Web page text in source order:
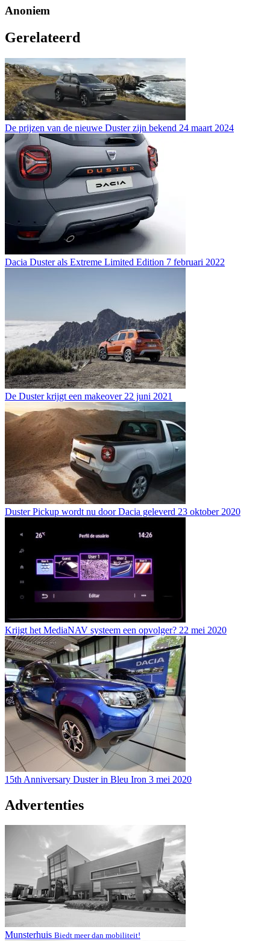
Anoniem
Gerelateerd
De prijzen van de nieuwe Duster zijn bekend 24 maart 2024
Dacia Duster als Extreme Limited Edition 7 februari 2022
De Duster krijgt een makeover 22 juni 2021
Duster Pickup wordt nu door Dacia geleverd 23 oktober 2020
Krijgt het MediaNAV systeem een opvolger? 22 mei 2020
15th Anniversary Duster in Bleu Iron 3 mei 2020
Advertenties
Munsterhuis Biedt meer dan mobiliteit!